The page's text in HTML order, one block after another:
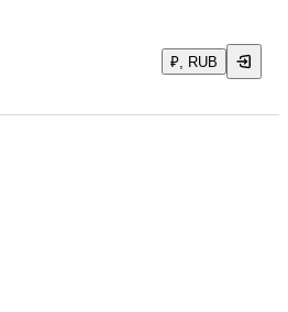
₽, RUB